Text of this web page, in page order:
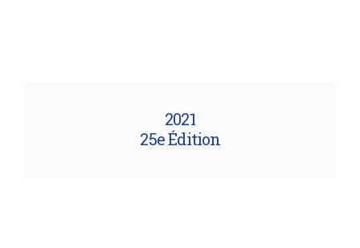
2021
25e Édition